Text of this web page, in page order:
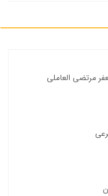
مرتضی العاملی